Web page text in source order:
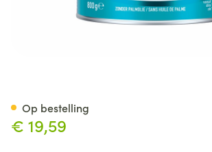
€ 19,59
Op bestelling